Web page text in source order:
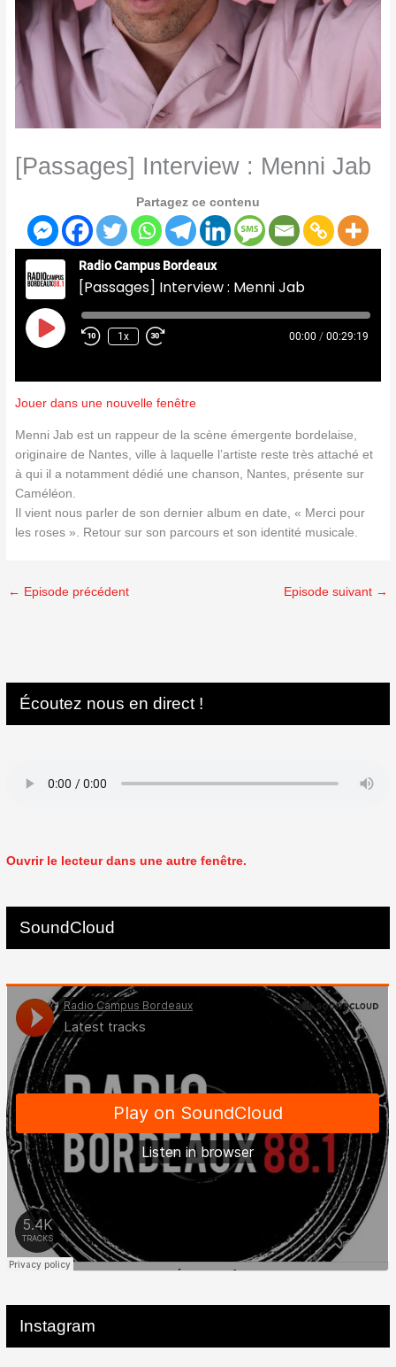
[Passages] Interview : Menni Jab
Partagez ce contenu
Radio Campus Bordeaux
[Passages] Interview : Menni Jab
Play
Episode
1x 00:00 / 00:29:19
Jouer dans une nouvelle fenêtre
Menni Jab est un rappeur de la scène émergente bordelaise,
originaire de Nantes, ville à laquelle l’artiste reste très attaché et
à qui il a notamment dédié une chanson, Nantes, présente sur
Caméléon.
Il vient nous parler de son dernier album en date, « Merci pour
les roses ». Retour sur son parcours et son identité musicale.
← Episode précédent Episode suivant →
Écoutez nous en direct !
Ouvrir le lecteur dans une autre fenêtre.
SoundCloud
Instagram